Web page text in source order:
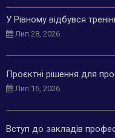
У Рівному відбувся
Лип 28, 2026
Проєктні рішення для
Лип 16, 2026
Вступ до закладів